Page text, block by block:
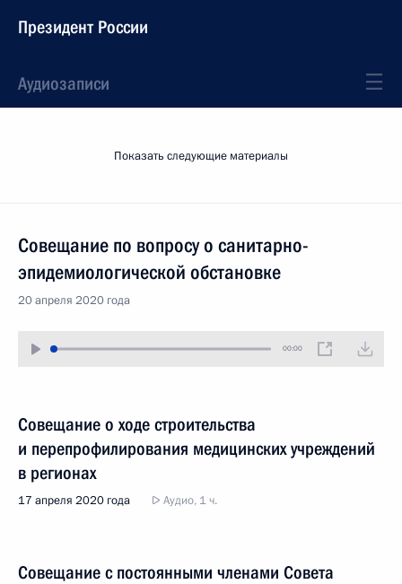
Президент России
Аудиозаписи
Показать следующие материалы
Совещание по вопросу о санитарно-
эпидемиологической обстановке
20 апреля 2020 года
00:00
Совещание о ходе строительства
и перепрофилирования медицинских учреждений
в регионах
17 апреля 2020 года Аудио, 1 ч.
Совещание с постоянными членами Совета